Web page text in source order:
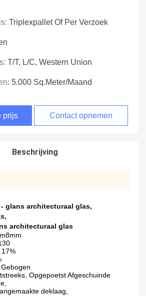
Triplexpallet Of Per Verzoek
T/T, L/C, Western Union
5.000 Sq.meter/Maand
prijs Contact opnemen
Beschrijving
- glans architecturaal glas,
,
architecturaal glas
17%
Opgepoetst Afgeschuinde
deklaag,